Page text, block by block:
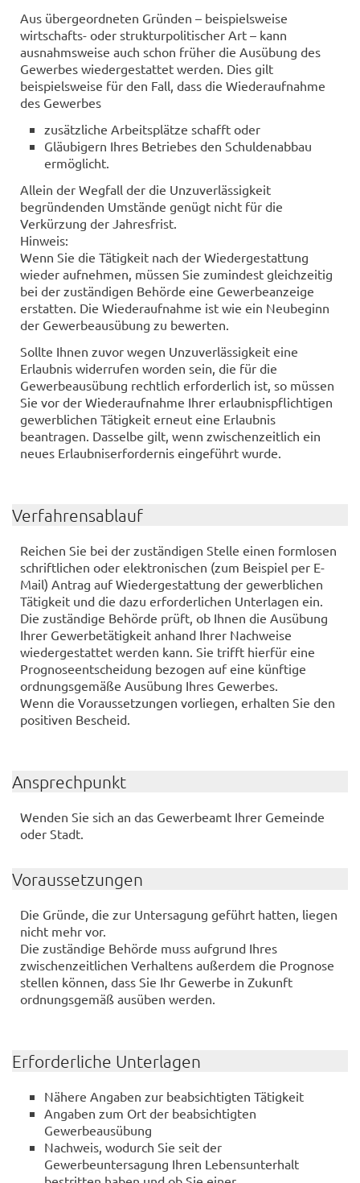
Aus übergeordneten Gründen – beispielsweise
wirtschafts- oder strukturpolitischer Art – kann
ausnahmsweise auch schon früher die Ausübung des
Gewerbes wiedergestattet werden. Dies gilt
beispielsweise für den Fall, dass die Wiederaufnahme
des Gewerbes
zusätzliche Arbeitsplätze schafft oder
Gläubigern Ihres Betriebes den Schuldenabbau
ermöglicht.
Allein der Wegfall der die Unzuverlässigkeit
begründenden Umstände genügt nicht für die
Verkürzung der Jahresfrist.
Hinweis:
Wenn Sie die Tätigkeit nach der Wiedergestattung
wieder aufnehmen, müssen Sie zumindest gleichzeitig
bei der zuständigen Behörde eine Gewerbeanzeige
erstatten. Die Wiederaufnahme ist wie ein Neubeginn
der Gewerbeausübung zu bewerten.
Sollte Ihnen zuvor wegen Unzuverlässigkeit eine
Erlaubnis widerrufen worden sein, die für die
Gewerbeausübung rechtlich erforderlich ist, so müssen
Sie vor der Wiederaufnahme Ihrer erlaubnispflichtigen
gewerblichen Tätigkeit erneut eine Erlaubnis
beantragen. Dasselbe gilt, wenn zwischenzeitlich ein
neues Erlaubniserfordernis eingeführt wurde.
Verfahrensablauf
Reichen Sie bei der zuständigen Stelle einen formlosen
schriftlichen oder elektronischen (zum Beispiel per E-
Mail) Antrag auf Wiedergestattung der gewerblichen
Tätigkeit und die dazu erforderlichen Unterlagen ein.
Die zuständige Behörde prüft, ob Ihnen die Ausübung
Ihrer Gewerbetätigkeit anhand Ihrer Nachweise
wiedergestattet werden kann. Sie trifft hierfür eine
Prognoseentscheidung bezogen auf eine künftige
ordnungsgemäße Ausübung Ihres Gewerbes.
Wenn die Voraussetzungen vorliegen, erhalten Sie den
positiven Bescheid.
Ansprechpunkt
Wenden Sie sich an das Gewerbeamt Ihrer Gemeinde
oder Stadt.
Voraussetzungen
Die Gründe, die zur Untersagung geführt hatten, liegen
nicht mehr vor.
Die zuständige Behörde muss aufgrund Ihres
zwischenzeitlichen Verhaltens außerdem die Prognose
stellen können, dass Sie Ihr Gewerbe in Zukunft
ordnungsgemäß ausüben werden.
Erforderliche Unterlagen
Nähere Angaben zur beabsichtigten Tätigkeit
Angaben zum Ort der beabsichtigten
Gewerbeausübung
Nachweis, wodurch Sie seit der
Gewerbeuntersagung Ihren Lebensunterhalt